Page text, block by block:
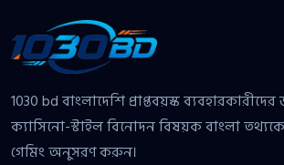
1030 bd বাংলাদেশি প্রাপ্তবয়স্ক
ক্যাসিনো-স্টাইল বিনোদন বিষয়ক বাংলা
গেমিং অনুসরণ করুন।